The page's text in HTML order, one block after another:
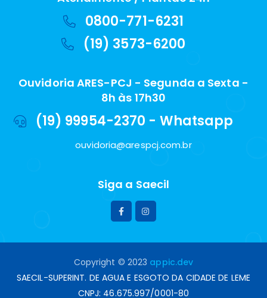
0800-771-6231
(19) 3573-6200
Ouvidoria ARES-PCJ - Segunda a Sexta -
8h às 17h30
(19) 99954-2370 - Whatsapp
ouvidoria@arespcj.com.br
Siga a Saecil
Copyright © 2023 appic.dev
SAECIL-SUPERINT. DE AGUA E ESGOTO DA CIDADE DE LEME
CNPJ: 46.675.997/0001-80